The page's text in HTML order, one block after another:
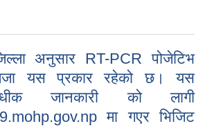
अनुसार अनुसरण गर्ने भएको जानकारी गराइन्छ।
अनुसार RT-PCR पोजेटिभ
यस प्रकार रहेको छ। यस
जानकारी को लागी
मा गएर भिजिट